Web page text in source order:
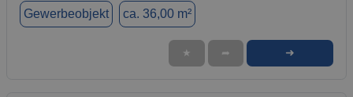
Gewerbeobjekt ca. 36,00 m²
★ ➦ ➜